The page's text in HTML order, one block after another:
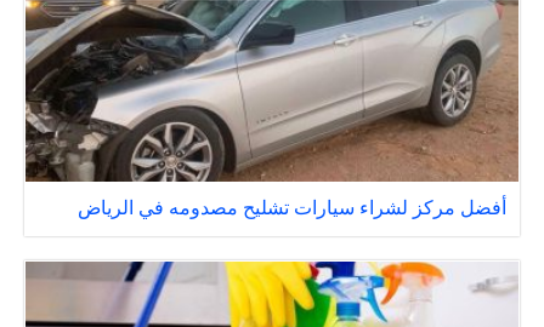
أفضل مركز لشراء سيارات تشليح مصدومه في الرياض